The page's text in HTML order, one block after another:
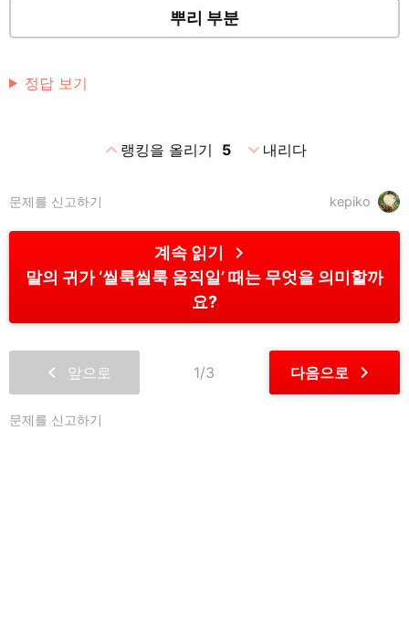
뿌리 부분
정답 보기
expand_less랭킹을 올리기 5 expand_more내리다
kepiko
문제를 신고하기
계속 읽기 chevron_right
말의 귀가 ‘씰룩씰룩 움직일’ 때는 무엇을 의미할까
요?
chevron_left 앞으로 1/3 다음으로 chevron_right
문제를 신고하기